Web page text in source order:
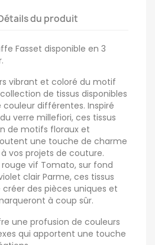
du produit
Fasset disponible en 3
vibrant et coloré du motif
de tissus disponibles
différentes. Inspiré
verre millefiori, ces tissus
de motifs floraux et
une touche de charme
vos projets de couture.
vif Tomato, sur fond
clair Parme, ces tissus
des pièces uniques et
à coup sûr.
une profusion de couleurs
qui apportent une touche